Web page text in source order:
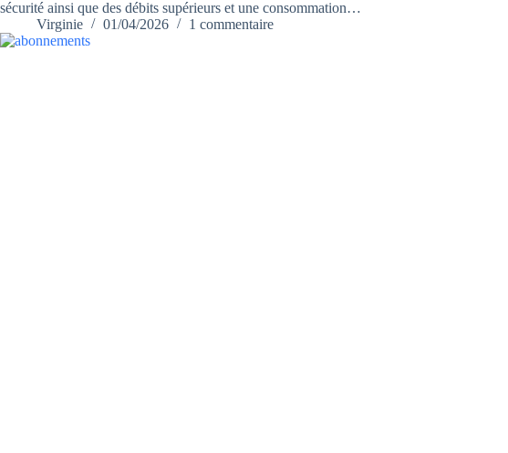
sécurité ainsi que des débits supérieurs et une consommation…
Virginie
01/04/2026 1 commentaire